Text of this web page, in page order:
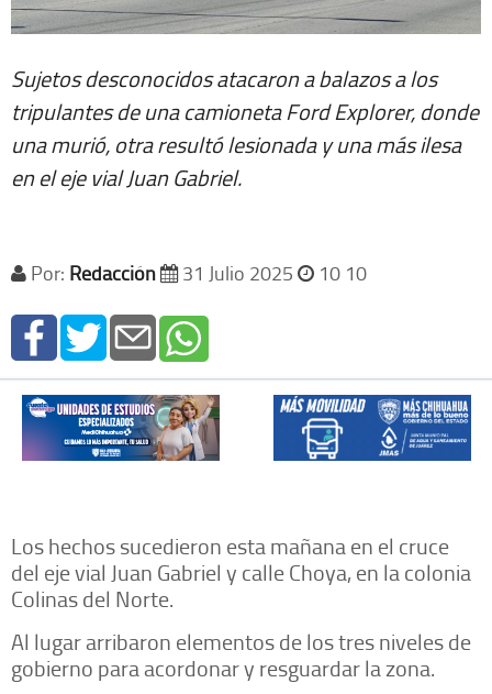
Sujetos desconocidos atacaron a balazos a los
tripulantes de una camioneta Ford Explorer, donde
una murió, otra resultó lesionada y una más ilesa
en el eje vial Juan Gabriel.
Por: Redacción 31 Julio 2025 10 10
Los hechos sucedieron esta mañana en el cruce
del eje vial Juan Gabriel y calle Choya, en la colonia
Colinas del Norte.
Al lugar arribaron elementos de los tres niveles de
gobierno para acordonar y resguardar la zona.